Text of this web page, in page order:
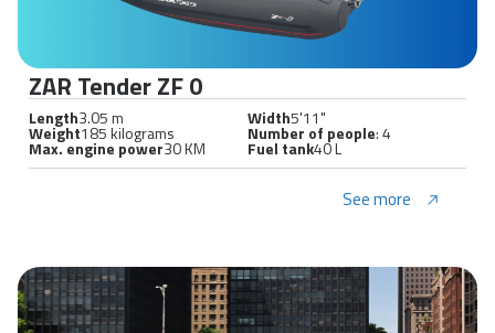
ZAR Tender ZF 0
Length3.05 m Width5'11"
Weight185 kilograms Number of people: 4
Max. engine power30 KM Fuel tank40 L
See more